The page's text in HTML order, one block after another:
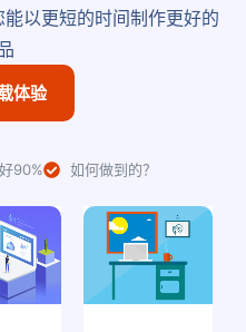
以更短的时间制作更好的
体验
好90% 如何做到的？